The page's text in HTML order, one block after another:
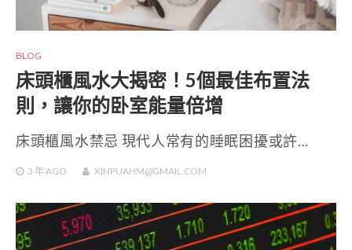
BLOG
床頭櫃風水大揭密！5個最佳布置法
則，讓你的卧室能量倍增
床頭櫃風水禁忌 現代人常有的睡眠困擾或許…
3 年AGO XINPUAHM@GMAIL.COM